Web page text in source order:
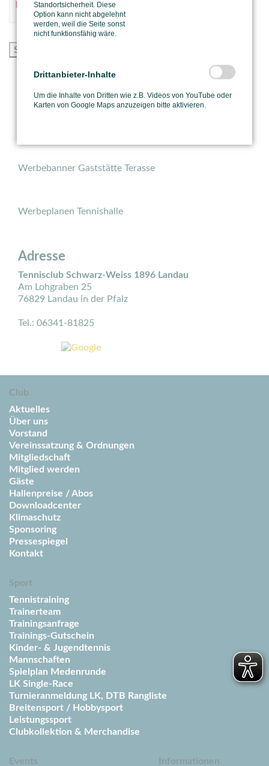
Sponsoringanfrage absenden
Werbebanner Gaststätte Terasse
Werbeplanen Tennishalle
Adresse
Tennisclub Schwarz-Weiss 1896 Landau
Am Lohgraben 25
76829 Landau in der Pfalz
Tel.: 06341-81825
Club
Aktuelles
Über uns
Vorstand
Vereinssatzung & Ordnungen
Mitgliedschaft
Mitglied werden
Gäste
Hallenpreise / Abos
Downloadcenter
Klimaschutz
Sponsoring
Pressespiegel
Kontakt
Sport
Tennistraining
Trainerteam
Trainingsanfrage
Trainings-Gutschein
Kinder- & Jugendtennis
Mannschaften
Spielplan Medenrunde
LK Single-Race
Turnieranmeldung LK, DTB Rangliste
Breitensport / Hobbysport
Leistungssport
Clubkollektion & Merchandise
Events Informationen
Standortsicherheit. Diese
Option kann nicht abgelehnt
werden, weil die Seite sonst
nicht funktionsfähig wäre.
Drittanbieter-Inhalte
Um die Inhalte von Dritten wie z.B. Videos von YouTube oder
Karten von Google Maps anzuzeigen bitte aktivieren.